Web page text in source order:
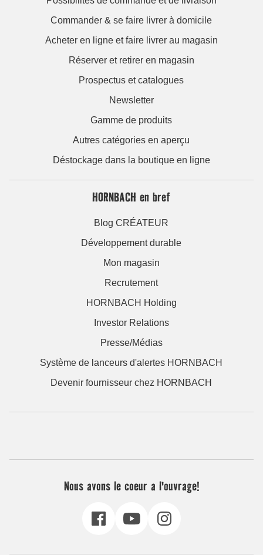
Commander & se faire livrer à domicile
Acheter en ligne et faire livrer au magasin
Réserver et retirer en magasin
Prospectus et catalogues
Newsletter
Gamme de produits
Autres catégories en aperçu
Déstockage dans la boutique en ligne
HORNBACH en bref
Blog CRÉATEUR
Développement durable
Mon magasin
Recrutement
HORNBACH Holding
Investor Relations
Presse/Médias
Système de lanceurs d'alertes HORNBACH
Devenir fournisseur chez HORNBACH
Nous avons le coeur a l'ouvrage!